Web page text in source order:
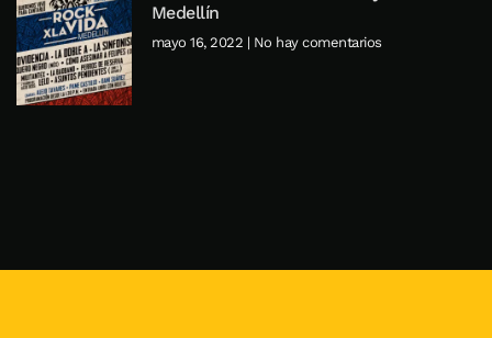
Medellín
mayo 16, 2022 No hay comentarios